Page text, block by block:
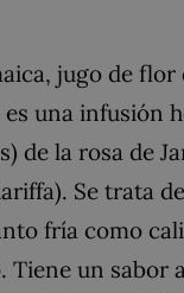
jugo de flor
una infusión
de la rosa de
Se trata
fría como
Tiene un sabor